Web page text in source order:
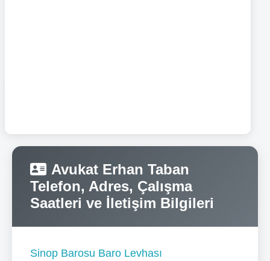
Avukat Erhan Taban
Telefon, Adres, Çalışma
Saatleri ve İletişim Bilgileri
Sinop Barosu Baro Levhası